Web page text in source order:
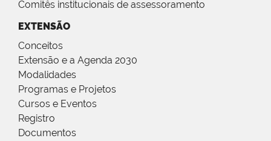
Comitês institucionais de assessoramento
EXTENSÃO
Conceitos
Extensão e a Agenda 2030
Modalidades
Programas e Projetos
Cursos e Eventos
Registro
Documentos